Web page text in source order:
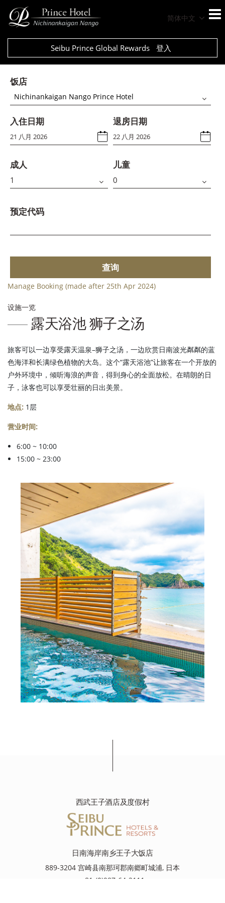
简体中文
Seibu Prince Global Rewards 登入
饭店
Nichinankaigan Nango Prince Hotel
入住日期 退房日期
成人 儿童
预定代码
查询
Manage Booking (made after 25th Apr 2024)
设施一览
露天浴池 狮子之汤
旅客可以一边享受露天温泉–狮子之汤，一边欣赏日南波光粼粼的蓝
色海洋和长满绿色植物的大岛。这个“露天浴池”让旅客在一个开放的
户外环境中，倾听海浪的声音，得到身心的全面放松。在晴朗的日
子，泳客也可以享受壮丽的日出美景。
地点: 1层
营业时间:
6:00 ~ 10:00
15:00 ~ 23:00
西武王子酒店及度假村
日南海岸南乡王子大饭店
889-3204 宫崎县南那珂郡南郷町城浦, 日本
+81-(0)987-64-2111